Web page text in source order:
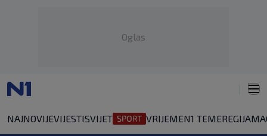
Oglas
NAJNOVIJEVIJESTISVIJET VRIJEMEN1 TEMEREGIJA